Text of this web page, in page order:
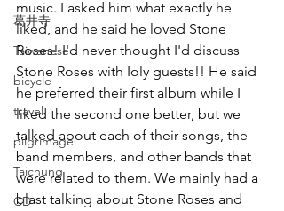
葛井寺
Taiwanese
bicycle
travel
pilgrimage
Taichung
CD
music. I asked him what exactly he
liked, and he said he loved Stone
Roses! I'd never thought I'd discuss
Stone Roses with Ioly guests!! He said
he preferred their first album while I
liked the second one better, but we
talked about each of their songs, the
band members, and other bands that
were related to them. We mainly had a
blast talking about Stone Roses and